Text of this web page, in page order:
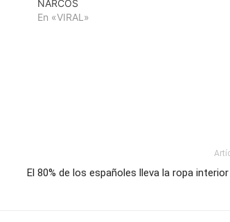
NARCOS
En «VIRAL»
El 80% de los españoles lleva la ropa